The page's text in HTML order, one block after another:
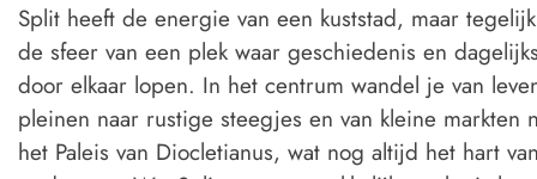
Split heeft de energie van een kuststad, maar
de sfeer van een plek waar geschiedenis en
door elkaar lopen. In het centrum wandel je van
pleinen naar rustige steegjes en van kleine markten
het Paleis van Diocletianus, wat nog altijd het hart